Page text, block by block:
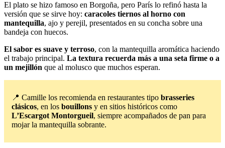
El plato se hizo famoso en Borgoña, pero París lo refinó hasta la
versión que se sirve hoy: caracoles tiernos al horno con
mantequilla, ajo y perejil, presentados en su concha sobre una
bandeja con huecos.
El sabor es suave y terroso, con la mantequilla aromática haciendo
el trabajo principal. La textura recuerda más a una seta firme o a
un mejillón que al molusco que muchos esperan.
📍 Camille los recomienda en restaurantes tipo brasseries
clásicos, en los bouillons y en sitios históricos como
L’Escargot Montorgueil, siempre acompañados de pan para
mojar la mantequilla sobrante.